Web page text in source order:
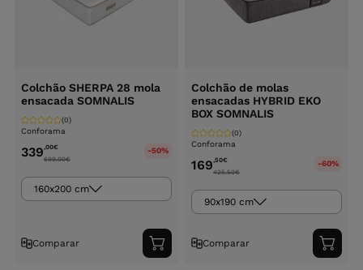
Colchão SHERPA 28 mola
ensacada SOMNALIS
Conforama
(0)
339,00€
699.00€
-50%
160x200 cm
Comparar
Adicionar
ao
Colchão de molas
ensacadas HYBRID EKO
BOX SOMNALIS
Conforama
(0)
169,50€
425.50€
-60%
90x190 cm
Comparar
ao